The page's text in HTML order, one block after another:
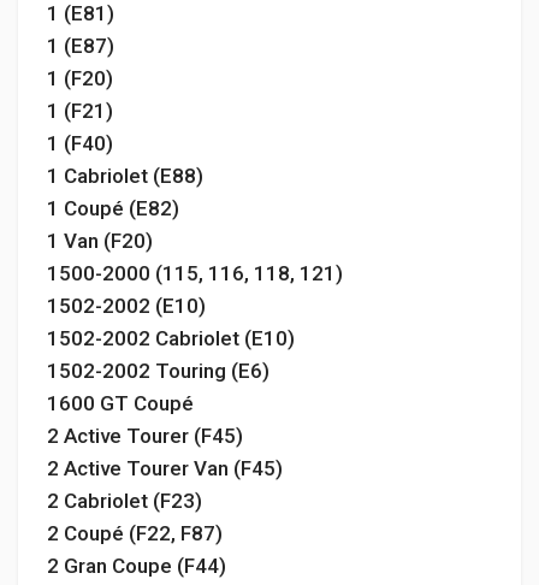
1 (E81)
1 (E87)
1 (F20)
1 (F21)
1 (F40)
1 Cabriolet (E88)
1 Coupé (E82)
1 Van (F20)
1500-2000 (115, 116, 118, 121)
1502-2002 (E10)
1502-2002 Cabriolet (E10)
1502-2002 Touring (E6)
1600 GT Coupé
2 Active Tourer (F45)
2 Active Tourer Van (F45)
2 Cabriolet (F23)
2 Coupé (F22, F87)
2 Gran Coupe (F44)